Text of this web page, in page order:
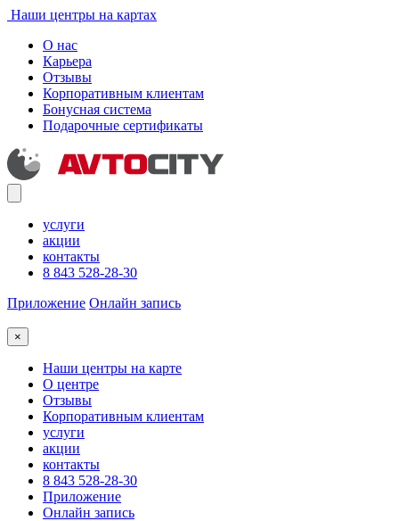
Наши центры на картах
О нас
Карьера
Отзывы
Корпоративным клиентам
Бонусная система
Подарочные сертификаты
услуги
акции
контакты
8 843 528-28-30
Приложение Онлайн запись
×
Наши центры на карте
О центре
Отзывы
Корпоративным клиентам
услуги
акции
контакты
8 843 528-28-30
Приложение
Онлайн запись